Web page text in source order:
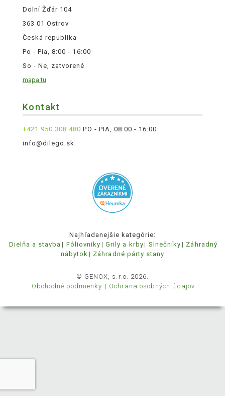
Dolní Žďár 104
363 01 Ostrov
Česká republika
Po - Pia, 8:00 - 16:00
So - Ne, zatvorené
mapa tu
Kontakt
+421 950 308 480 PO - PIA, 08:00 - 16:00
info@dilego.sk
Najhľadanejšie kategórie:
Dielňa a stavba
Fóliovníky Grily a krby Slnečníky
Záhradný
nábytok
Záhradné párty stany
© GENOX, s.r.o. 2026.
Obchodné podmienky
Ochrana osobných údajov